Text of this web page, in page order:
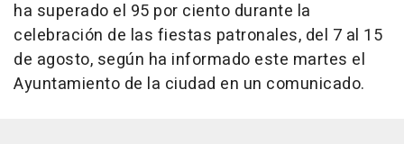
ha superado el 95 por ciento durante la
celebración de las fiestas patronales, del 7 al 15
de agosto, según ha informado este martes el
Ayuntamiento de la ciudad en un comunicado.